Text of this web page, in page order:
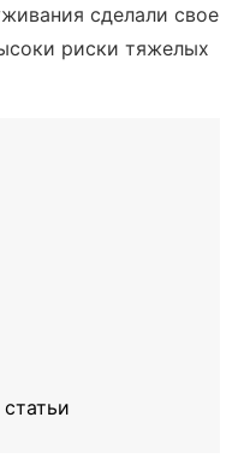
сделали свое
риски тяжелых